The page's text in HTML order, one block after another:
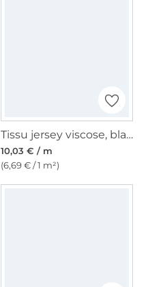
Tissu jersey viscose, blanc
10,03 € / m
(6,69 € / 1 m²)